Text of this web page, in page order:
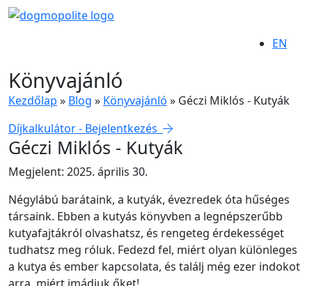
EN
Könyvajánló
Kezdőlap » Blog » Könyvajánló » Géczi Miklós - Kutyák
Díjkalkulátor - Bejelentkezés
Géczi Miklós - Kutyák
Megjelent: 2025. április 30.
Négylábú barátaink, a kutyák, évezredek óta hűséges
társaink. Ebben a kutyás könyvben a legnépszerűbb
kutyafajtákról olvashatsz, és rengeteg érdekességet
tudhatsz meg róluk. Fedezd fel, miért olyan különleges
a kutya és ember kapcsolata, és találj még ezer indokot